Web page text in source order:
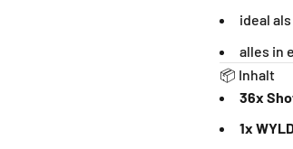
ideal
alles in
📦 Inhalt
36x
1x